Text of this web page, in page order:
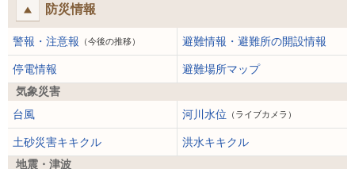
防災情報
警報・注意報 （今後の推移） 避難情報・避難所の開設情報
停電情報
避難場所マップ
気象災害
台風
河川水位 （ライブカメラ）
土砂災害キキクル
洪水キキクル
地震・津波